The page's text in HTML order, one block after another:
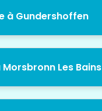
à Gundershoffen
Les Bains